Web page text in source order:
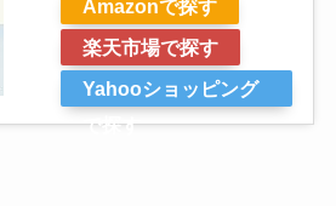
Amazonで探す
楽天市場で探す
Yahooショッピング
で探す